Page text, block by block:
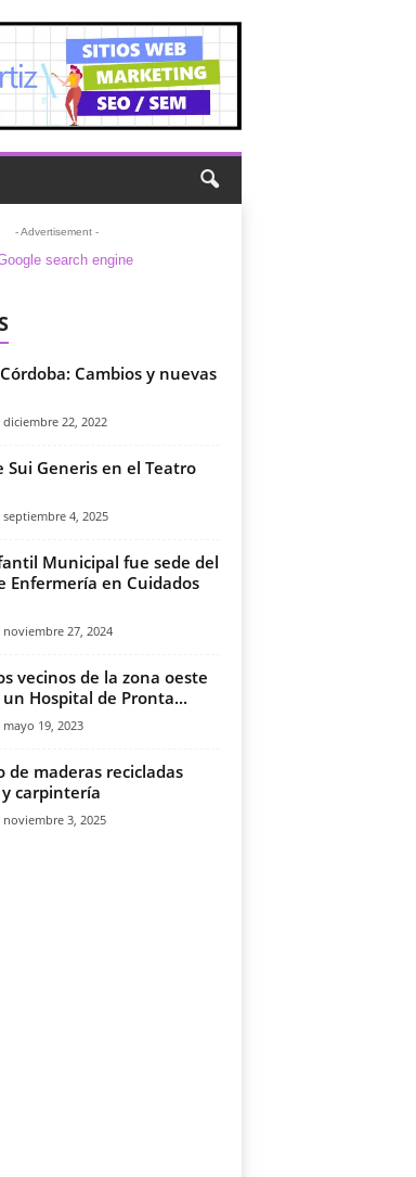
- Advertisement -
Cambios y nuevas
diciembre 22, 2022
Sui Generis en el Teatro
septiembre 4, 2025
Municipal fue sede del
Enfermería en Cuidados
noviembre 27, 2024
vecinos de la zona oeste
Hospital de Pronta...
mayo 19, 2023
de maderas recicladas
carpintería
noviembre 3, 2025